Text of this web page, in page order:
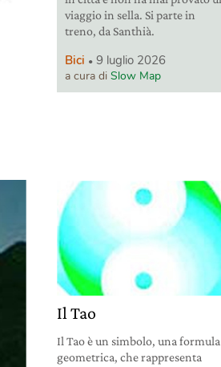
viaggio in sella. Si parte in
treno, da Santhià.
Bici 9 luglio 2026
a cura diSlow Map
Il Tao
Il Tao è un simbolo, una formula
geometrica, che rappresenta